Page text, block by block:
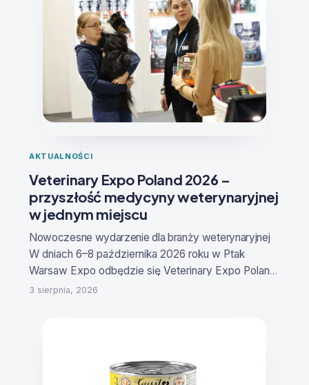
AKTUALNOŚCI
Veterinary Expo Poland 2026 –
przyszłość medycyny weterynaryjnej
w jednym miejscu
Nowoczesne wydarzenie dla branży weterynaryjnej
W dniach 6–8 października 2026 roku w Ptak
Warsaw Expo odbędzie się Veterinary Expo Poland
– Targi Produktów i Innowacji dla Medycyny
dystrybutorach oraz firmach rozwijających
3 sierpnia, 2026